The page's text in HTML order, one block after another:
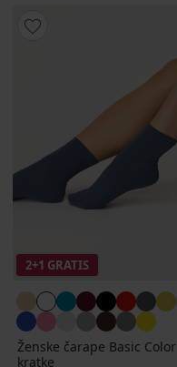
2+1 GRATIS
Ženske čarape Basic Color
kratke